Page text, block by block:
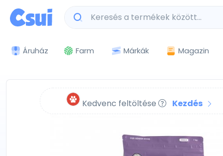
Áruház Farm Márkák Magazin
Kedvenc feltöltése Kezdés